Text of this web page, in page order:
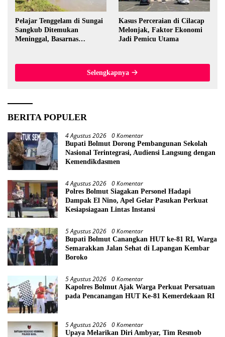
Pelajar Tenggelam di Sungai
Sangkub Ditemukan
Meninggal, Basarnas
Kasus Perceraian di Cilacap
Melonjak, Faktor Ekonomi
Jadi Pemicu Utama
Selengkapnya
BERITA POPULER
4 Agustus 2026 0 Komentar
Bupati Bolmut Dorong Pembangunan Sekolah
Nasional Terintegrasi, Audiensi Langsung dengan
Kemendikdasmen
4 Agustus 2026 0 Komentar
Polres Bolmut Siagakan Personel Hadapi
Dampak El Nino, Apel Gelar Pasukan Perkuat
Kesiapsiagaan Lintas Instansi
5 Agustus 2026 0 Komentar
Bupati Bolmut Canangkan HUT ke-81 RI, Warga
Semarakkan Jalan Sehat di Lapangan Kembar
Boroko
5 Agustus 2026 0 Komentar
Kapolres Bolmut Ajak Warga Perkuat Persatuan
pada Pencanangan HUT Ke-81 Kemerdekaan RI
5 Agustus 2026 0 Komentar
Upaya Melarikan Diri Ambyar, Tim Resmob